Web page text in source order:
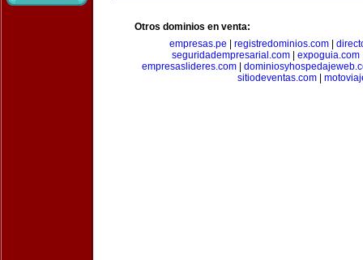
Otros dominios en venta:
empresas.pe
registredominios.com
seguridadempresarial.com
expoguia.com
empresaslideres.com|
sitiodeventas.com